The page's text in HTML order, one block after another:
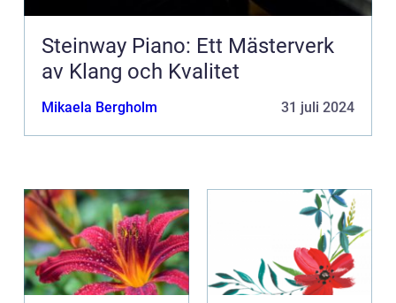
Steinway Piano: Ett Mästerverk
av Klang och Kvalitet
Mikaela Bergholm 31 juli 2024